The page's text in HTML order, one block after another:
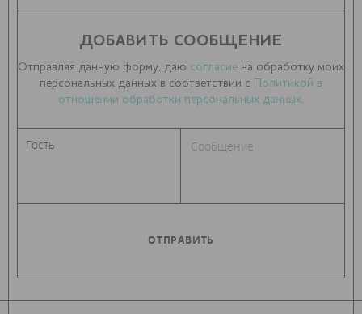
ДОБАВИТЬ СООБЩЕНИЕ
Отправляя данную форму, даю согласие на обработку моих
персональных данных в соответствии с Политикой в
отношении обработки персональных данных